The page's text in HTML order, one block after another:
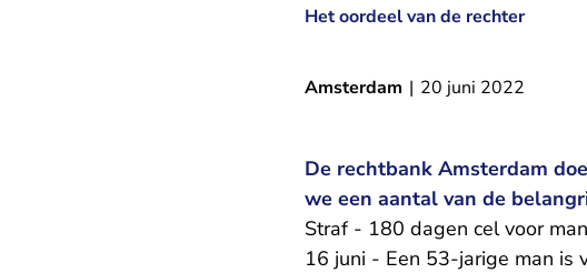
Het oordeel van de rechter
Amsterdam | 20 juni 2022
De rechtbank Amsterdam
we een aantal van de
Straf - 180 dagen cel voor
16 juni - Een 53-jarige man is